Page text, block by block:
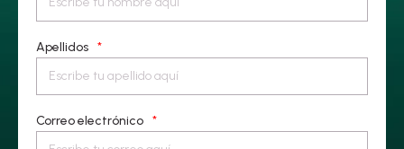
Apellidos *
Correo electrónico *